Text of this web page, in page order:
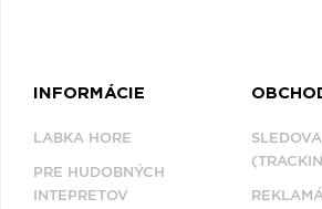
INFORMÁCIE
LABKA HORE
PRE HUDOBNÝCH
INTEPRETOV